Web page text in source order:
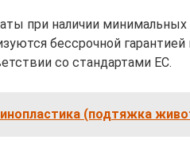
при наличии
бессрочной
со стандартами ЕС.
(подтяжка